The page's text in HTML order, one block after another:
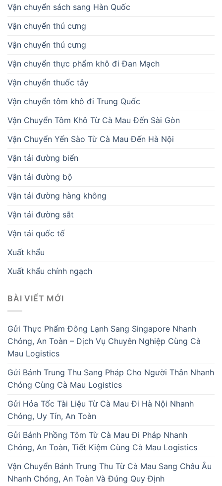
Vận chuyển sách sang Hàn Quốc
Vận chuyển thú cưng
Vận chuyển thú cưng
Vận chuyển thực phẩm khô đi Đan Mạch
Vận chuyển thuốc tây
Vận chuyển tôm khô đi Trung Quốc
Vận Chuyển Tôm Khô Từ Cà Mau Đến Sài Gòn
Vận Chuyển Yến Sào Từ Cà Mau Đến Hà Nội
Vận tải đường biển
Vận tải đường bộ
Vận tải đường hàng không
Vận tải đường sắt
Vận tải quốc tế
Xuất khẩu
Xuất khẩu chính ngạch
BÀI VIẾT MỚI
Gửi Thực Phẩm Đông Lạnh Sang Singapore Nhanh
Chóng, An Toàn – Dịch Vụ Chuyên Nghiệp Cùng Cà
Mau Logistics
Gửi Bánh Trung Thu Sang Pháp Cho Người Thân Nhanh
Chóng Cùng Cà Mau Logistics
Gửi Hỏa Tốc Tài Liệu Từ Cà Mau Đi Hà Nội Nhanh
Chóng, Uy Tín, An Toàn
Gửi Bánh Phồng Tôm Từ Cà Mau Đi Pháp Nhanh
Chóng, An Toàn, Tiết Kiệm Cùng Cà Mau Logistics
Vận Chuyển Bánh Trung Thu Từ Cà Mau Sang Châu Âu
Nhanh Chóng, An Toàn Và Đúng Quy Định